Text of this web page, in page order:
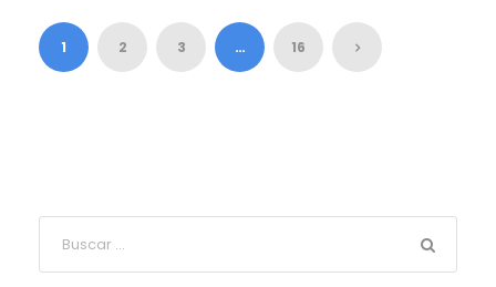
1 2 3 … 16